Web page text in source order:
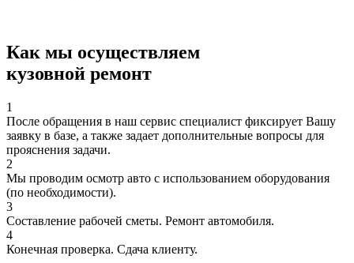
Как мы осуществляем
кузовной ремонт
1
После обращения в наш сервис специалист фиксирует Вашу
заявку в базе, а также задает дополнительные вопросы для
прояснения задачи.
2
Мы проводим осмотр авто с использованием оборудования
(по необходимости).
3
Составление рабочей сметы. Ремонт автомобиля.
4
Конечная проверка. Сдача клиенту.